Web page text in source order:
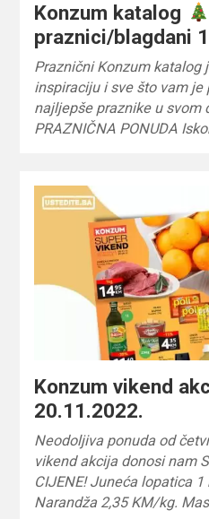
Konzum katalog
praznici/blagdani
Praznični Konzum katalog
inspiraciju i sve što vam je
najljepše praznike u svom
PRAZNIČNA PONUDA
Konzum vikend
20.11.2022.
Neodoljiva ponuda od
vikend akcija donosi nam
CIJENE! Juneća lopatica 1
Narandža 2,35 KM/kg.